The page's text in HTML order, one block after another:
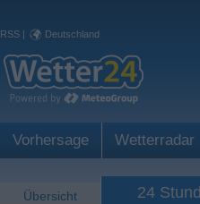
RSS | Deutschland
Vorhersage Wetterradar
Übersicht 24